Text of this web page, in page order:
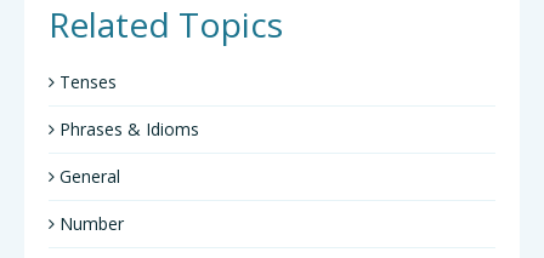
Related Topics
Tenses
Phrases & Idioms
General
Number